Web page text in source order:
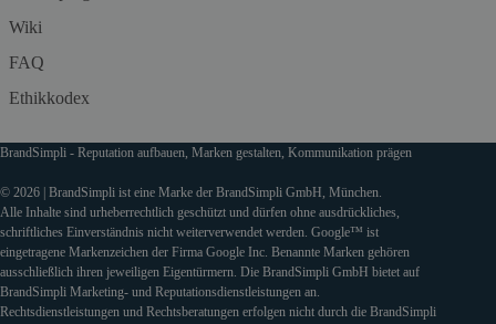
Wiki
FAQ
Ethikkodex
BrandSimpli - Reputation aufbauen, Marken gestalten, Kommunikation prägen
© 2026 | BrandSimpli ist eine Marke der BrandSimpli GmbH, München.
Alle Inhalte sind urheberrechtlich geschützt und dürfen ohne ausdrückliches,
schriftliches Einverständnis nicht weiterverwendet werden. Google™ ist
eingetragene Markenzeichen der Firma Google Inc. Benannte Marken gehören
ausschließlich ihren jeweiligen Eigentürmern. Die BrandSimpli GmbH bietet auf
BrandSimpli Marketing- und Reputationsdienstleistungen an.
Rechtsdienstleistungen und Rechtsberatungen erfolgen nicht durch die BrandSimpli